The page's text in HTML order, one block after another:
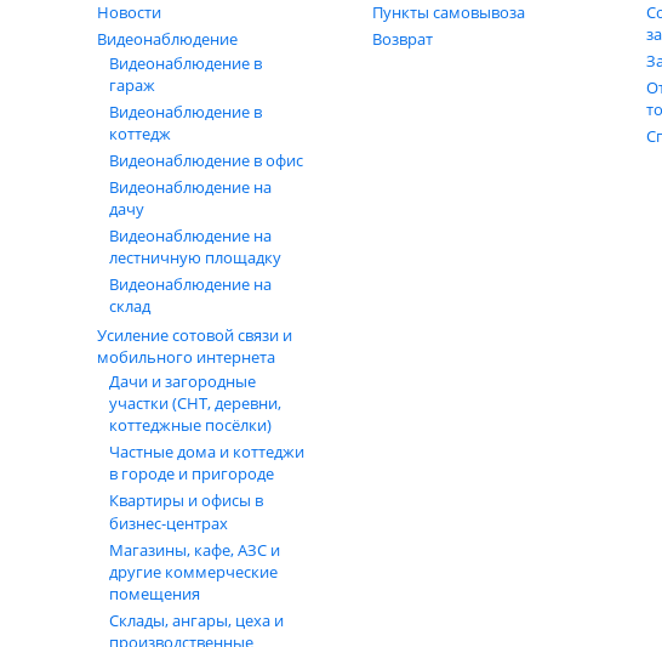
Новости
Видеонаблюдение
Видеонаблюдение в
гараж
Видеонаблюдение в
коттедж
Видеонаблюдение в офис
Видеонаблюдение на
дачу
Видеонаблюдение на
лестничную площадку
Видеонаблюдение на
склад
Усиление сотовой связи и
мобильного интернета
Дачи и загородные
участки (СНТ, деревни,
коттеджные посёлки)
Частные дома и коттеджи
в городе и пригороде
Квартиры и офисы в
бизнес‑центрах
Магазины, кафе, АЗС и
другие коммерческие
помещения
Склады, ангары, цеха и
производственные
Пункты самовывоза
Возврат